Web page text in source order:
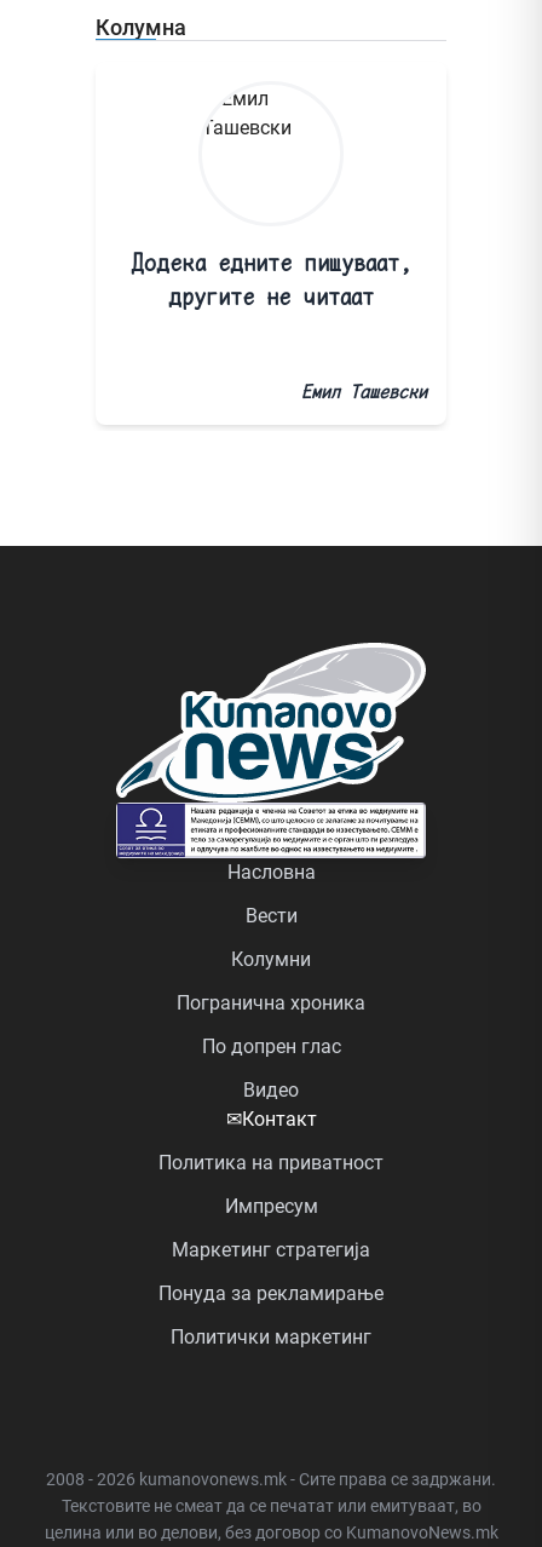
Колумна
Додека едните пишуваат,
другите не читаат
Емил Ташевски
Насловна
Вести
Колумни
Погранична хроника
По допрен глас
Видео
✉Контакт
Политика на приватност
Импресум
Маркетинг стратегија
Понуда за рекламирање
Политички маркетинг
2008 - 2026 kumanovonews.mk - Сите права се задржани.
Текстовите не смеат да се печатат или емитуваат, во
целина или во делови, без договор со KumanovoNews.mk